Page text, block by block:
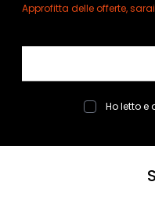
Approfitta delle offerte,
Ho letto e